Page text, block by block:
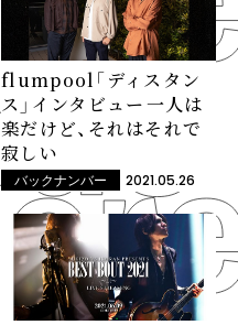
flumpool「ディスタン
ス」インタビュー――一人は
楽だけど、それはそれで
寂しい
バックナンバー 2021.05.26